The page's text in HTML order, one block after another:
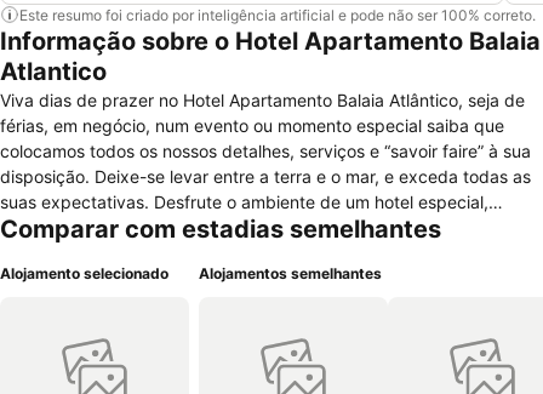
Este resumo foi criado por inteligência artificial e pode não ser 100% correto.
Informação sobre o Hotel Apartamento Balaia
Atlantico
Viva dias de prazer no Hotel Apartamento Balaia Atlântico, seja de
férias, em negócio, num evento ou momento especial saiba que
colocamos todos os nossos detalhes, serviços e “savoir faire” à sua
disposição. Deixe-se levar entre a terra e o mar, e exceda todas as
suas expectativas. Desfrute o ambiente de um hotel especial,
concebido para clientes especiais, a dois passos da movimentada
rodeado por vegetação e árvores centenárias, o Balaia Atlântico
Balaia Atlântico é uma unidade de 4 estrelas constituida por 139
apartamentos de tipologia T1. Neste empreendimento foram
Comparar com estadias semelhantes
Alojamento selecionado Alojamentos semelhantes